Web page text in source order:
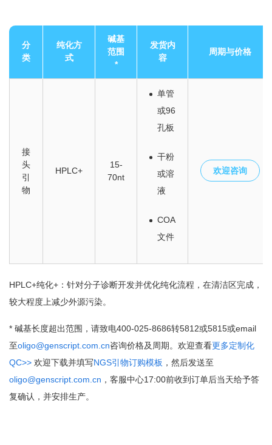
分
类
纯化方
式
碱基
范围
*
发货内
容
周期与价格
接
头
引
物
HPLC+
15-
70nt
单管
或96
孔板
干粉
或溶
液
COA
文件
欢迎咨询
HPLC+纯化+：针对分子诊断开发并优化纯化流程，在清洁区完成，
较大程度上减少外源污染。
* 碱基长度超出范围，请致电400-025-8686转5812或5815或email
至oligo@genscript.com.cn咨询价格及周期。欢迎查看更多定制化
QC>> 欢迎下载并填写NGS引物订购模板 ，然后发送至
oligo@genscript.com.cn ，客服中心17:00前收到订单后当天给予答
复确认，并安排生产。